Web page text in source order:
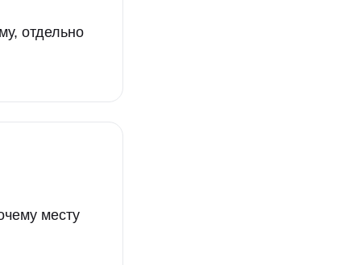
отдельно
месту